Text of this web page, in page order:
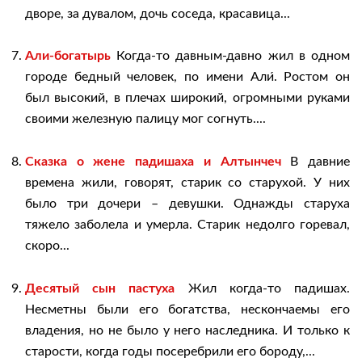
дворе, за дувалом, дочь соседа, красавица...
Али-богатырь Когда-то давным-давно жил в одном
городе бедный человек, по имени Али́. Ростом он
был высокий, в плечах широкий, огромными руками
своими железную палицу мог согнуть....
Сказка о жене падишаха и АлтынчечВ давние
времена жили, говорят, старик со старухой. У них
было три дочери – девушки. Однажды старуха
тяжело заболела и умерла. Старик недолго горевал,
скоро...
Десятый сын пастуха Жил когда-то падишах.
Несметны были его богатства, нескончаемы его
владения, но не было у него наследника. И только к
старости, когда годы посеребрили его бороду,...